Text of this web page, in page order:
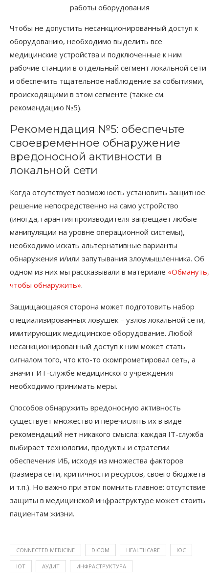
работы оборудования
Чтобы не допустить несанкционированный доступ к
оборудованию, необходимо выделить все
медицинские устройства и подключенные к ним
рабочие станции в отдельный сегмент локальной сети
и обеспечить тщательное наблюдение за событиями,
происходящими в этом сегменте (также см.
рекомендацию №5).
Рекомендация №5: обеспечьте
своевременное обнаружение
вредоносной активности в
локальной сети
Когда отсутствует возможность установить защитное
решение непосредственно на само устройство
(иногда, гарантия производителя запрещает любые
манипуляции на уровне операционной системы),
необходимо искать альтернативные варианты
обнаружения и/или запутывания злоумышленника. Об
одном из них мы рассказывали в материале «Обмануть,
чтобы обнаружить».
Защищающаяся сторона может подготовить набор
специализированных ловушек – узлов локальной сети,
имитирующих медицинское оборудование. Любой
несанкционированный доступ к ним может стать
сигналом того, что кто-то скомпрометировал сеть, а
значит ИТ-службе медицинского учреждения
необходимо принимать меры.
Способов обнаружить вредоносную активность
существует множество и перечислять их в виде
рекомендаций нет никакого смысла: каждая IT-служба
выбирает технологии, продукты и стратегии
обеспечения ИБ, исходя из множества факторов
(размера сети, критичности ресурсов, своего бюджета
и т.п.). Но важно при этом помнить главное: отсутствие
защиты в медицинской инфраструктуре может стоить
пациентам жизни.
CONNECTED MEDICINE DICOM HEALTHCARE IOC
IOT АУДИТ ИНФРАСТРУКТУРА